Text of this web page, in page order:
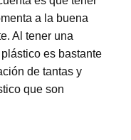
a la buena
Al tener una
es bastante
de tantas y
que son